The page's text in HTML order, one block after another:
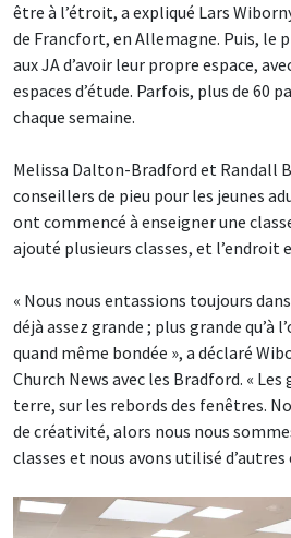
être à l’étroit, a expliqué Lars
de Francfort, en Allemagne. Puis, le
aux JA d’avoir leur propre espace,
espaces d’étude. Parfois, plus de 60
chaque semaine.
Melissa Dalton-Bradford et Randall
conseillers de pieu pour les jeunes
ont commencé à enseigner une
ajouté plusieurs classes, et l’endroit
« Nous nous entassions toujours
déjà assez grande ; plus grande qu’à
quand même bondée », a déclaré
Church News avec les Bradford. « Les
terre, sur les rebords des fenêtres.
de créativité, alors nous nous
classes et nous avons utilisé d’autres